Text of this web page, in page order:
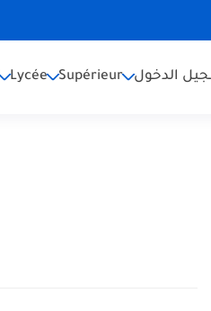
Lycée Supérieur الدخول